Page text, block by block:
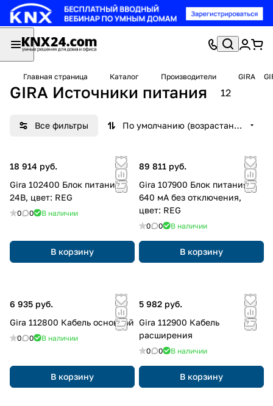
Главная страница Каталог Производители GIRA
GIRA Источники питания 12
Все фильтры По умолчанию (возрастание)
18 914 руб.
Gira 102400 Блок питания
24В, цвет: REG
0 0 В наличии
В корзину
89 811 руб.
Gira 107900 Блок питания
640 мА без отключения,
цвет: REG
0 0 В наличии
В корзину
6 935 руб.
Gira 112800 Кабель основной
0 0 В наличии
В корзину
5 982 руб.
Gira 112900 Кабель
расширения
0 0 В наличии
В корзину